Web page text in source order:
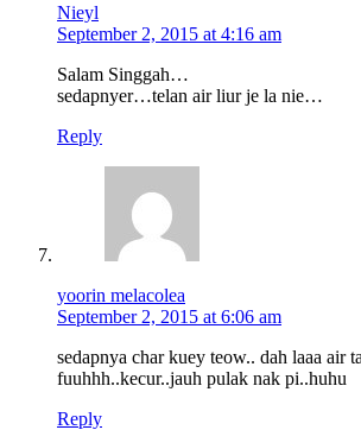
Nieyl
September 2, 2015 at 4:16 am
Salam Singgah…
sedapnyer…telan air liur je la nie…
Reply
yoorin melacolea
September 2, 2015 at 6:06 am
sedapnya char kuey teow.. dah laaa air
fuuhhh..kecur..jauh pulak nak pi..huhu
Reply